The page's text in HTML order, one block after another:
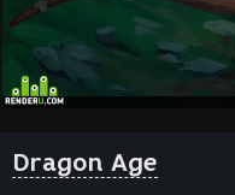
Dragon Age